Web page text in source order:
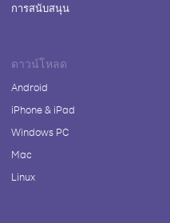
การสนับสนุน
ดาวน์โหลด
Android
iPhone & iPad
Windows PC
Mac
Linux